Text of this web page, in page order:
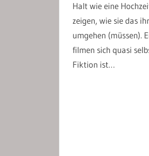
Halt wie eine
zeigen, wie sie das
umgehen (müssen).
filmen sich quasi
Fiktion ist…